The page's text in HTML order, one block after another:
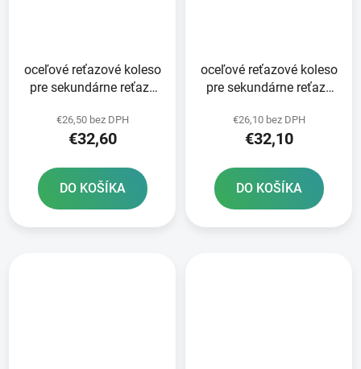
oceľové reťazové koleso
pre sekundárne reťaze
zubov
€26,50 bez DPH
€32,60
DO KOŠÍKA
oceľové reťazové koleso
pre sekundárne reťaze
€26,10 bez DPH
€32,10
DO KOŠÍKA